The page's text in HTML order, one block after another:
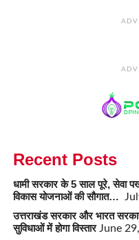
Recent Posts
धामी सरकार के 5 साल पूरे, सेवा
विकास योजनाओं की सौगात…
उत्तराखंड सरकार और भारत
सुविधाओं में होगा विस्तार June